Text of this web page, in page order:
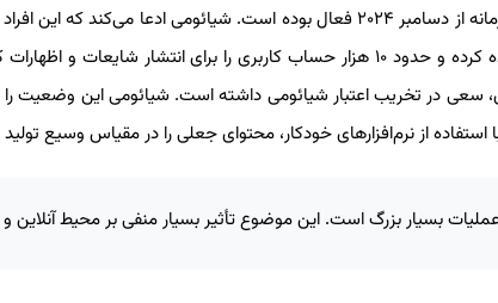
طبق گزارش رسانه‌های محلی، این گروه مجرمانه از دسامبر ۲۰۲۴ فعال بوده است.
جعل اطلاعات نادرست درباره شرکت استفاده کرده و حدود ۱۰ هزار حساب کاربری را
سعی در تخریب اعتبار شیائومی داشته است. شیائومی این وضعیت را
از نرم‌افزارهای خودکار، محتوای جعلی را در مقیاس وسیع
بسیار بزرگ است. این موضوع تأثیر بسیار منفی بر محیط آنلاین